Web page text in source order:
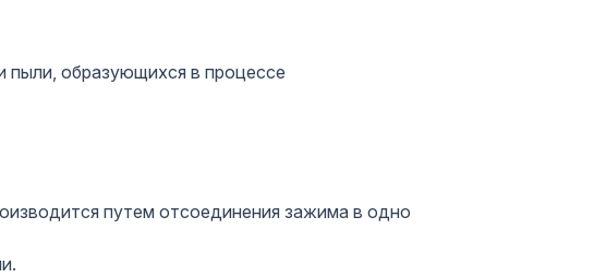
пыли, образующихся в процессе
путем отсоединения зажима в одно